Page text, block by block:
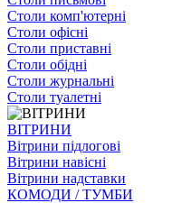
Столи комп'ютерні
Столи офісні
Столи приставні
Столи обідні
Столи журнальні
Столи туалетні
ВІТРИНИ
Вітрини підлогові
Вітрини навісні
Вітрини надставки
КОМОДИ / ТУМБИ